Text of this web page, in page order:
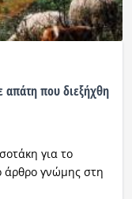
απάτη που διεξήχθη
για το
άρθρο γνώμης στη